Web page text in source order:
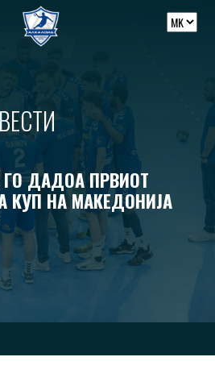
ГО ДАДОА ПРВИОТ
КУП НА МАКЕДОНИЈА